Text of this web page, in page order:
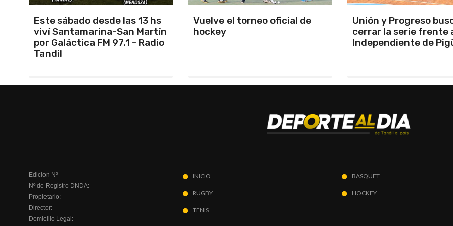
Vuelve el torneo oficial de
hockey
Unión y Progreso busca
cerrar la serie frente a
Se programó la
URD
Edicion Nº
Nº de Registro DNDA:
Propietario:
Director:
Domicilio Legal:
INICIO
RUGBY
TENIS
BASQUET
HOCKEY